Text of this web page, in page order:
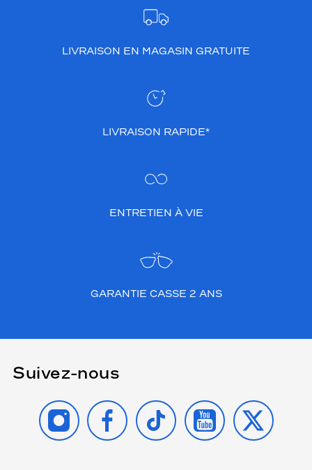
LIVRAISON EN MAGASIN GRATUITE
LIVRAISON RAPIDE*
ENTRETIEN À VIE
GARANTIE CASSE 2 ANS
Suivez-nous
INSTAGRAMFACEBOOK
TIKTOK YOUTUBE
X